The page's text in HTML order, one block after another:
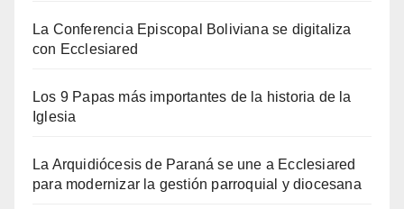
La Conferencia Episcopal Boliviana se digitaliza
con Ecclesiared
Los 9 Papas más importantes de la historia de la
Iglesia
La Arquidiócesis de Paraná se une a Ecclesiared
para modernizar la gestión parroquial y diocesana